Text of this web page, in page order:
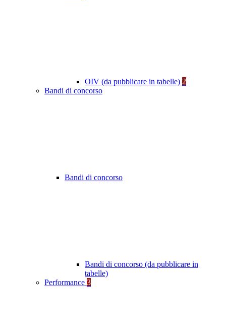
OIV (da pubblicare in tabelle) 2
Bandi di concorso
Bandi di concorso
Bandi di concorso (da pubblicare in
tabelle)
Performance 3